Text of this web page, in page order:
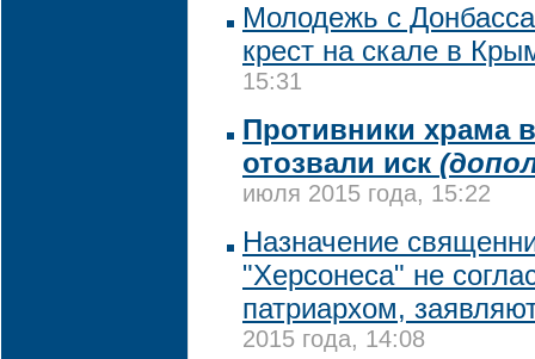
Молодежь с
крест на скале в
15:31
Противники храма
отозвали иск
июля 2015 года, 15:22
Назначение
"Херсонеса" не
патриархом,
2015 года, 14:08